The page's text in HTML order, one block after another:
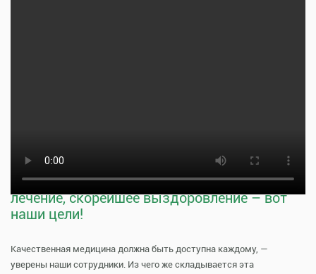
Тщательная профилактика, качественное
лечение, скорейшее выздоровление – вот
наши цели!
Качественная медицина должна быть доступна каждому, —
уверены наши сотрудники. Из чего же складывается эта